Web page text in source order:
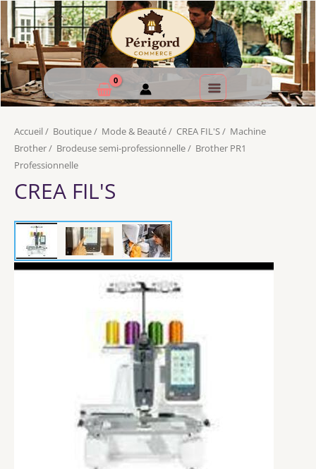
Accueil / Boutique/ Mode & Beauté/ CREA FIL'S/ Machine
Brother/ Brodeuse semi-professionnelle/ Brother PR1
Professionnelle
CREA FIL'S